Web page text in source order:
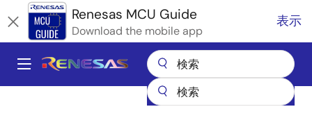
イ
ン
Renesas MCU Guide
Download the mobile app
表示
Main
マイクロコントローラとマイクロプロセッサ